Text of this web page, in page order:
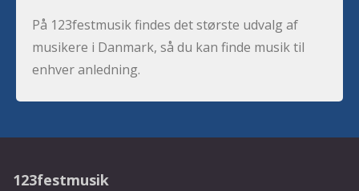
På 123festmusik findes det største udvalg af
musikere i Danmark, så du kan finde musik til
enhver anledning.
123festmusik